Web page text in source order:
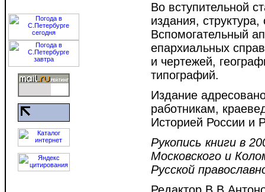
Во вступительной
издания,
Вспомогательный
епархиальных
и чертежей,
типографий.
Издание
работникам,
Историей России и
Рукопись книги в
Московского и
Русской